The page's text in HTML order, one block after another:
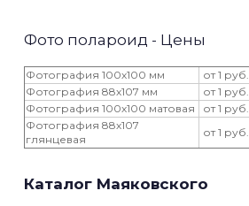
Фото полароид - Цены
Фотография 100х100 мм
от 1 руб.
Фотография 88х107 мм
от 1 руб.
Фотография 100х100 матовая
от 1 руб.
Фотография 88х107
глянцевая
от 1 руб.
Каталог Маяковского